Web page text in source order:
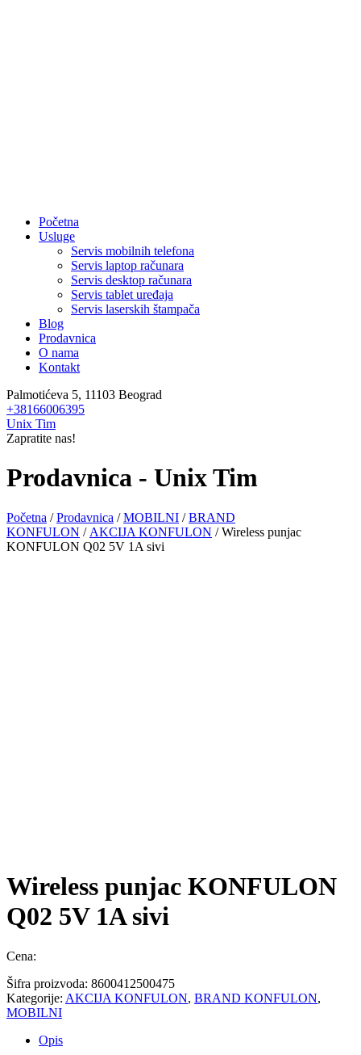
Početna
Usluge
Servis mobilnih telefona
Servis laptop računara
Servis desktop računara
Servis tablet uređaja
Servis laserskih štampača
Blog
Prodavnica
O nama
Kontakt
Palmotićeva 5, 11103 Beograd
+38166006395
Unix Tim
Zapratite nas!
Prodavnica - Unix Tim
Početna /Prodavnica /MOBILNI /BRAND
KONFULON / AKCIJA KONFULON / Wireless punjac
KONFULON Q02 5V 1A sivi
Wireless punjac KONFULON
Q02 5V 1A sivi
Cena:
Šifra proizvoda: 8600412500475
Kategorije: AKCIJA KONFULON, BRAND KONFULON,
MOBILNI
Opis